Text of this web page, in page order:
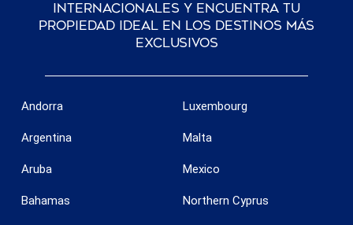
internacionales y encuentra tu
propiedad ideal en los destinos más
exclusivos
Andorra
Argentina
Aruba
Bahamas
Luxembourg
Malta
Mexico
Northern Cyprus